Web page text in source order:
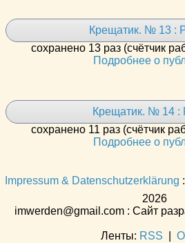
Крещатик. № 13 :
сохранено 13 раз (счётчик
Подробнее о
Крещатик. № 14 :
сохранено 11 раз (счётчик
Подробнее о
Impressum & Datenschutzerklärung :
2026
imwerden@gmail.com : Сайт
Ленты: RSS